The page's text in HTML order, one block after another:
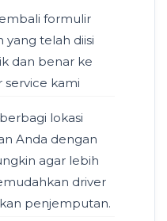
formulir
yang telah diisi
dan benar ke
service kami
lokasi
Anda dengan
agar lebih
driver
penjemputan.